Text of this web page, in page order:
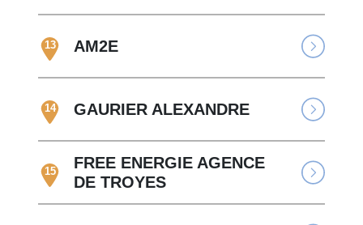
13 AM2E
14 GAURIER ALEXANDRE
15
FREE ENERGIE AGENCE
DE TROYES